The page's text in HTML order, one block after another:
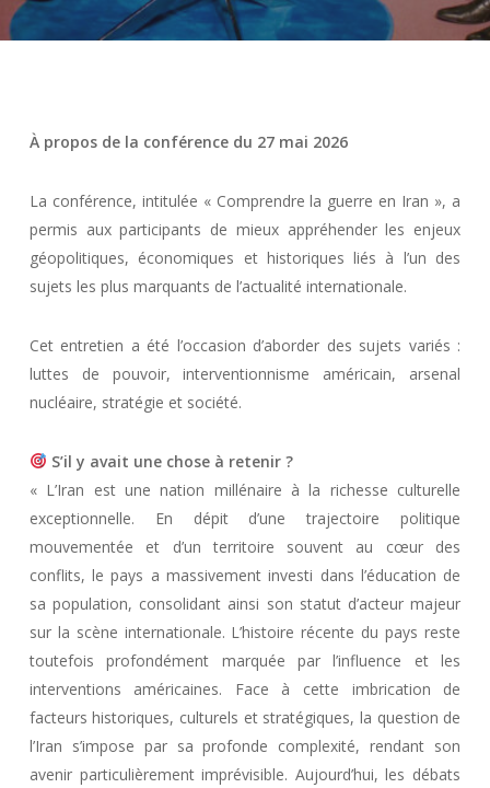
À propos de la conférence du 27 mai 2026
La conférence, intitulée « Comprendre la guerre en Iran », a
permis aux participants de mieux appréhender les enjeux
géopolitiques, économiques et historiques liés à l’un des
sujets les plus marquants de l’actualité internationale.
Cet entretien a été l’occasion d’aborder des sujets variés :
luttes de pouvoir, interventionnisme américain, arsenal
nucléaire, stratégie et société.
S’il y avait une chose à retenir ?
« L’Iran est une nation millénaire à la richesse culturelle
exceptionnelle. En dépit d’une trajectoire politique
mouvementée et d’un territoire souvent au cœur des
conflits, le pays a massivement investi dans l’éducation de
sa population, consolidant ainsi son statut d’acteur majeur
sur la scène internationale. L’histoire récente du pays reste
toutefois profondément marquée par l’influence et les
interventions américaines. Face à cette imbrication de
facteurs historiques, culturels et stratégiques, la question de
l’Iran s’impose par sa profonde complexité, rendant son
avenir particulièrement imprévisible. Aujourd’hui, les débats